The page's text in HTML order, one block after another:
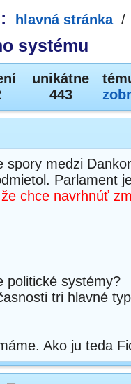
hlavná stránka /
systému
unikátne
443
spory medzi
Parlament
že chce navrhnúť
politické systémy?
tri hlavné
Ako ju teda